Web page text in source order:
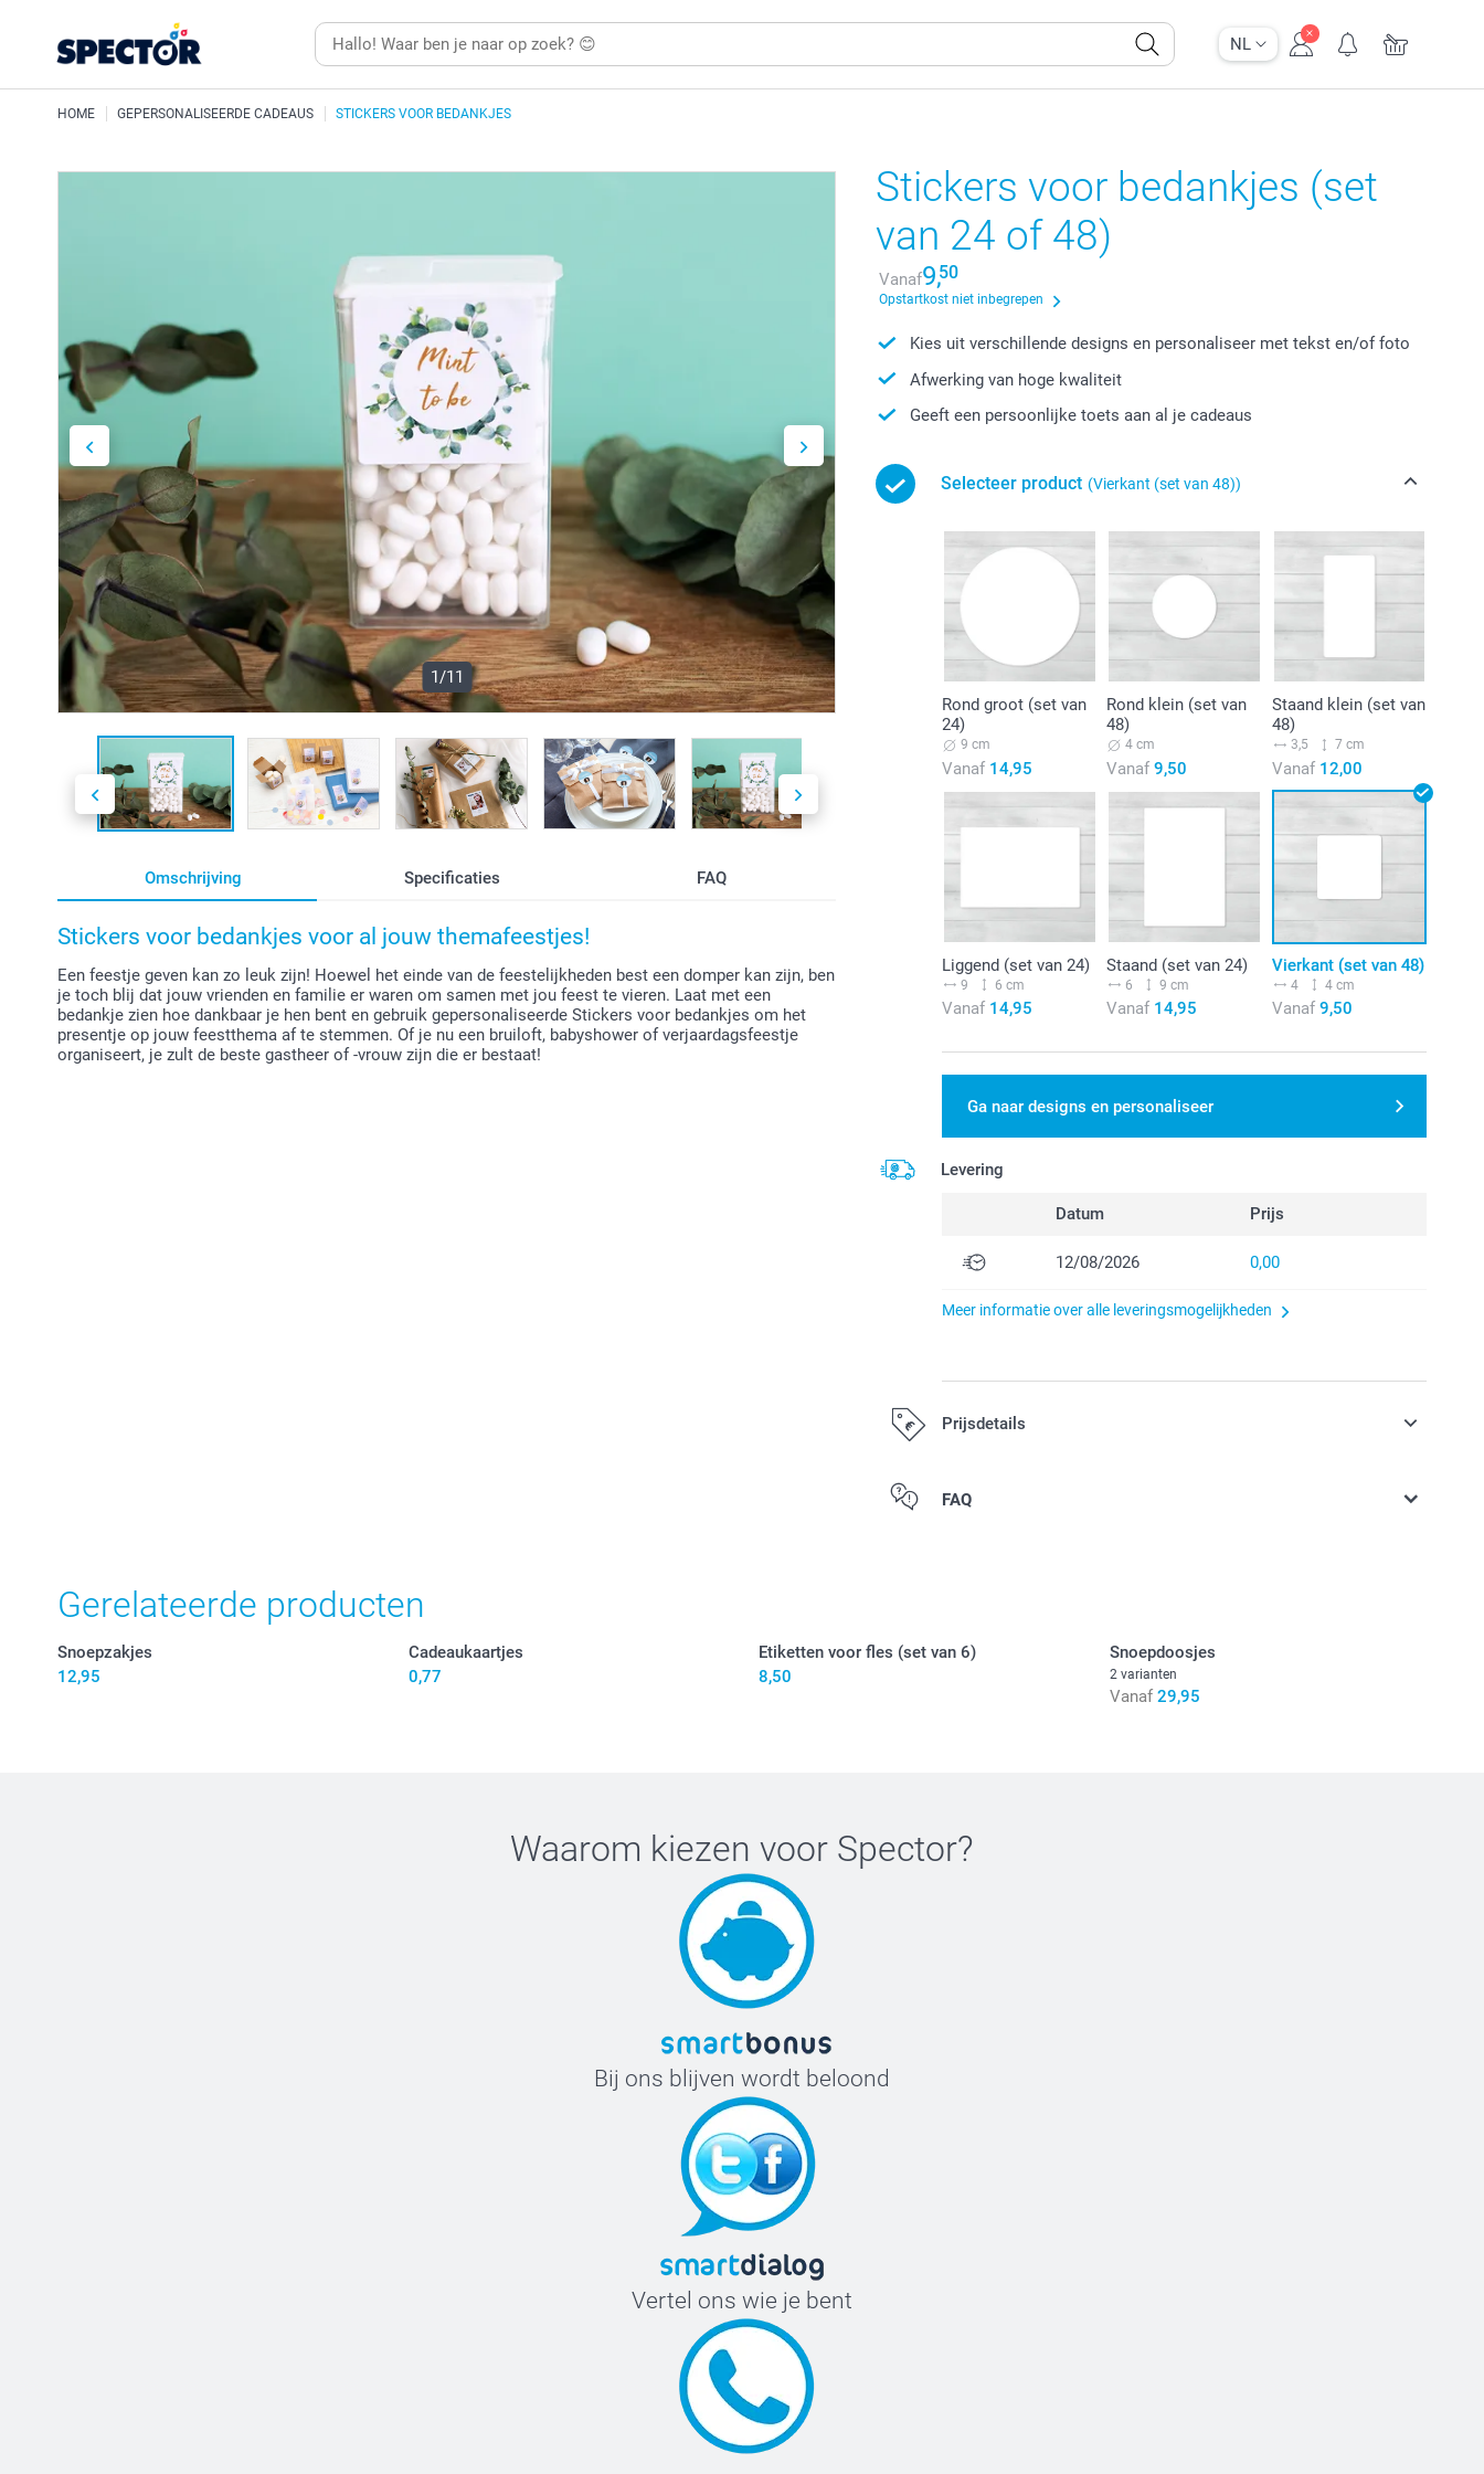
NL
HOME GEPERSONALISEERDE CADEAUS STICKERS VOOR BEDANKJES
1/11
Omschrijving Specificaties FAQ
Stickers voor bedankjes voor al jouw themafeestjes!
Een feestje geven kan zo leuk zijn! Hoewel het einde van de feestelijkheden best een domper kan zijn, ben
je toch blij dat jouw vrienden en familie er waren om samen met jou feest te vieren. Laat met een
bedankje zien hoe dankbaar je hen bent en gebruik gepersonaliseerde Stickers voor bedankjes om het
presentje op jouw feestthema af te stemmen. Of je nu een bruiloft, babyshower of verjaardagsfeestje
organiseert, je zult de beste gastheer of -vrouw zijn die er bestaat!
Stickers voor bedankjes (set
van 24 of 48)
Vanaf9,50
Opstartkost niet inbegrepen
Kies uit verschillende designs en personaliseer met tekst en/of foto
Afwerking van hoge kwaliteit
Geeft een persoonlijke toets aan al je cadeaus
Selecteer product (Vierkant (set van 48))
Rond groot (set van
24)
9 cm
Vanaf 14,95
Rond klein (set van
48)
4 cm
Vanaf 9,50
Staand klein (set van
48)
3,5 7 cm
Vanaf12,00
Liggend (set van 24)
9 6 cm
Vanaf 14,95
Staand (set van 24)
6 9 cm
Vanaf 14,95
Vierkant (set van 48)
4 4 cm
Vanaf9,50
Ga naar designs en personaliseer
Levering
Datum Prijs
12/08/2026 0,00
Meer informatie over alle leveringsmogelijkheden
Prijsdetails
Alle prijzen zijn inclusief BTW
FAQ
Gerelateerde producten
Snoepzakjes
12,95
Cadeaukaartjes
0,77
Etiketten voor fles (set van 6)
8,50
Snoepdoosjes
2 varianten
Vanaf 29,95
Waarom kiezen voor Spector?
Bij ons blijven wordt beloond
Vertel ons wie je bent